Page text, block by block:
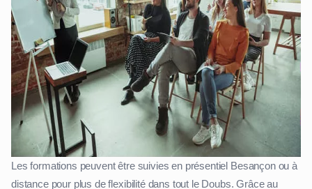
Les formations peuvent être suivies en présentiel Besançon ou à
distance pour plus de flexibilité dans tout le Doubs. Grâce au